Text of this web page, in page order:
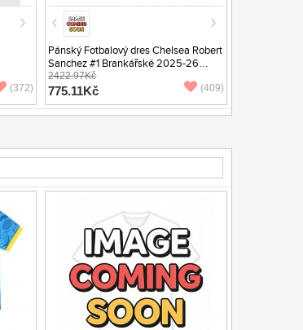
(372)
Pánský Fotbalový dres Chelsea Robert
Sanchez #1 Brankářské 2025-26
Domácí Krátký Rukáv
2422.97Kč
775.11Kč (409)